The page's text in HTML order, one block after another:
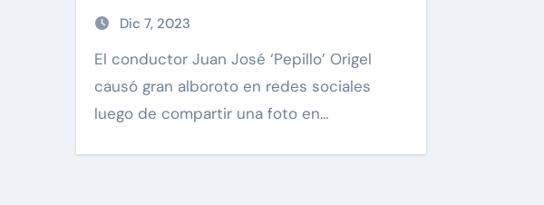
Dic 7, 2023
El conductor Juan José ‘Pepillo’ Origel
causó gran alboroto en redes sociales
luego de compartir una foto en…